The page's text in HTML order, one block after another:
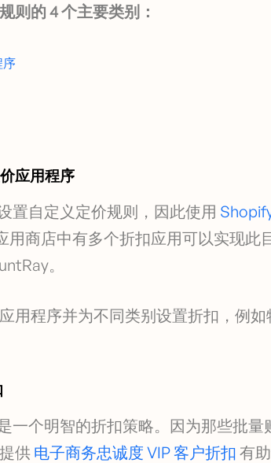
则的 4 个主要类别：
序
应用程序
置自定义定价规则，因此使用
用商店中有多个折扣应用可以实现此
。
用程序并为不同类别设置折扣，例
一个明智的折扣策略。因为那些批
供 电子商务忠诚度 VIP 客户折扣 有